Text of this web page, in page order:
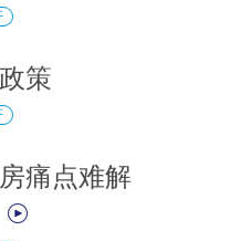
策
痛点难解